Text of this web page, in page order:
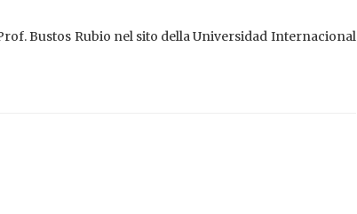
Bustos Rubio nel sito della Universidad Internacional